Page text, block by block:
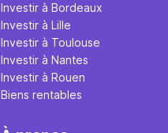
Investir à Bordeaux
Investir à Lille
Investir à Toulouse
Investir à Nantes
Investir à Rouen
Biens rentables